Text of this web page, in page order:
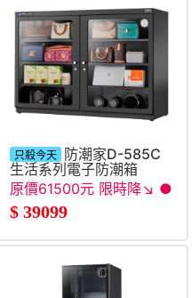
只殺今天
防潮家D-585C
生活系列電子防潮箱
(585L)
原價61500元 限時降↘ ●
$ 39099